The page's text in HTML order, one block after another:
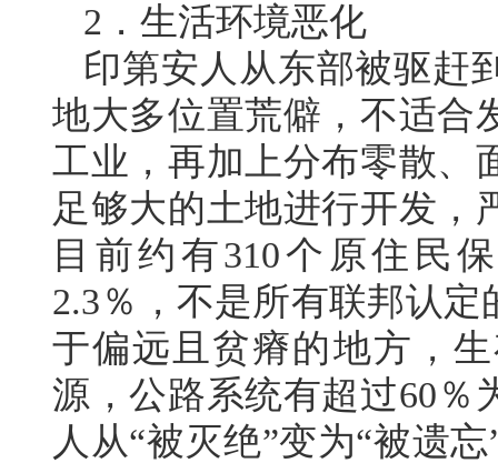
2．生活环境恶化
印第安人从东部被驱赶
地大多位置荒僻，不适合
工业，再加上分布零散、
足够大的土地进行开发，
目前约有310个原住民
2.3％，不是所有联邦认
于偏远且贫瘠的地方，
源，公路系统有超过60％
人从“被灭绝”变为“被遗